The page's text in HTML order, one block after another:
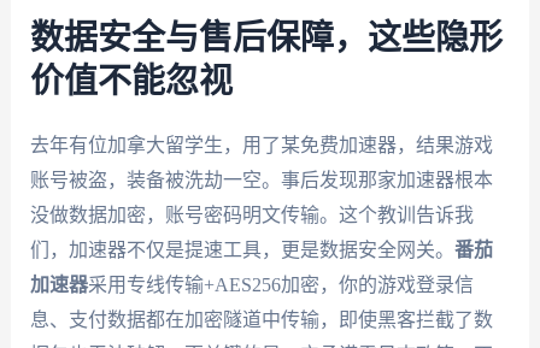
数据安全与售后保障，这些隐形
价值不能忽视
去年有位加拿大留学生，用了某免费加速器，结果游戏
账号被盗，装备被洗劫一空。事后发现那家加速器根本
没做数据加密，账号密码明文传输。这个教训告诉我
们，加速器不仅是提速工具，更是数据安全网关。 番茄
加速器采用专线传输+AES256加密，你的游戏登录信
息、支付数据都在加密隧道中传输，即使黑客拦截了数